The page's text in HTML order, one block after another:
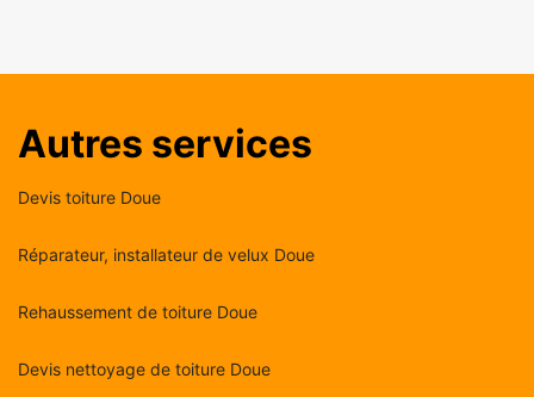
Autres services
Devis toiture Doue
Réparateur, installateur de velux Doue
Rehaussement de toiture Doue
Devis nettoyage de toiture Doue